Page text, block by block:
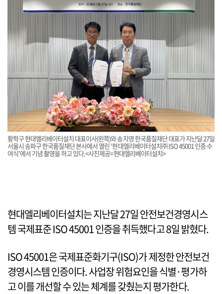
황학구 현대엘리베이터설치 대표이사(왼쪽)와 송지영 한국품질재단 대표가 지난달 27일
서울시 송파구 한국품질재단 본사에서 열린 ‘현대엘리베이터설치㈜ ISO 45001 인증 수
여식’에서 기념 촬영을 하고 있다.<사진제공=현대엘리베이터설치>
현대엘리베이터설치는 지난달 27일 안전보건경영시스
템 국제표준 ISO 45001 인증을 취득했다고 8일 밝혔다.
ISO 45001은 국제표준화기구(ISO)가 제정한 안전보건
경영시스템 인증이다. 사업장 위험요인을 식별·평가하
고 이를 개선할 수 있는 체계를 갖췄는지 평가한다.